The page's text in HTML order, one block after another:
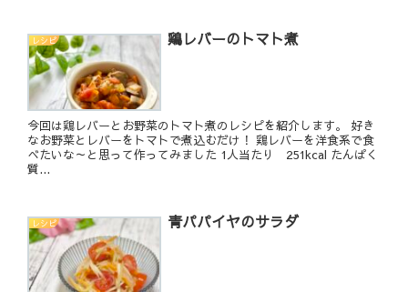
レシピ 鶏レバーのトマト煮
今回は鶏レバーとお野菜のトマト煮のレシピを紹介します。 好き
なお野菜とレバーをトマトで煮込むだけ！ 鶏レバーを洋食系で食
べたいな～と思って作ってみました 1人当たり 251kcal たんぱく
質...
レシピ 青パパイヤのサラダ